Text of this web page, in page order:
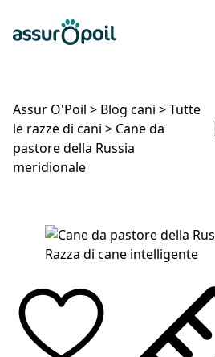
Assur O'Poil
Assur O'Poil > Blog cani >Tutte
le razze di cani > Cane da
pastore della Russia
meridionale
Cane da pastore della Russia